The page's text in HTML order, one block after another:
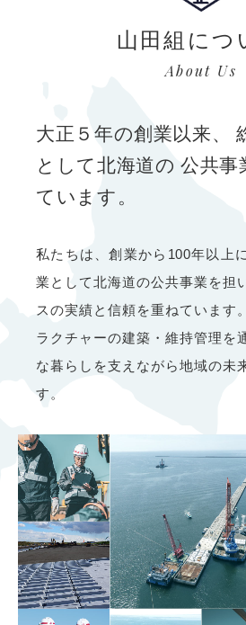
山田組につ
About Us
大正５年の創業以来、
として北海道の 公共事
ています。
私たちは、創業から100年以上
業として北海道の公共事業を担
スの実績と信頼を重ねています
ラクチャーの建築・維持管理を
な暮らしを支えながら地域の未
す。